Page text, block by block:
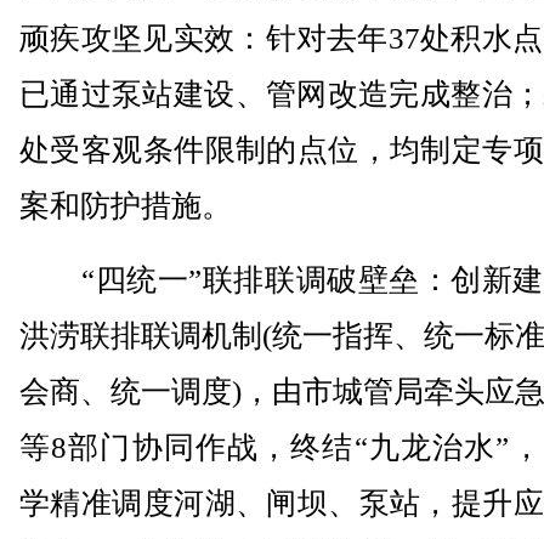
顽疾攻坚见实效：针对去年37处积水
已通过泵站建设、管网改造完成整治
处受客观条件限制的点位，均制定专
案和防护措施。
“四统一”联排联调破壁垒：创新
洪涝联排联调机制(统一指挥、统一标
会商、统一调度)，由市城管局牵头应
等8部门协同作战，终结“九龙治水”
学精准调度河湖、闸坝、泵站，提升